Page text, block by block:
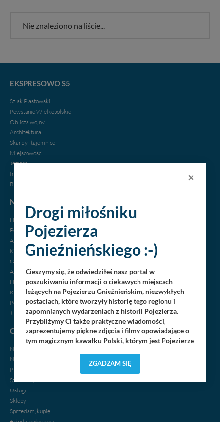
Nie znaleziono na liście...
EKSPRESOWO S5
Szlak Piastowski
Powstanie Wielkopolskie
Oblicza wojny
Architektura
Skarby i tajemnice
Miejscowości
Jeziora
Imprezy
Biznes
NOCLEGI
Hotele
Pensjonaty
Agroturystyka
Kempingi
Ośrodki wypoczynkowe
Apartamenty
Hostele, motele
Kwatery, pokoje
Pola biwakowe
+ dodaj swój obiekt
OGŁOSZENIA
Nieruchomości
Noclegi
Praca
Szkolenia, kursy
Usługi
Sklepy
Sprzedam, kupię
×
Drogi miłośniku
Pojezierza
Gnieźnieńskiego :-)
Cieszymy się, że odwiedziłeś nasz portal w
poszukiwaniu informacji o ciekawych miejscach
leżących na Pojezierzu Gnieźnieńskim, niezwykłych
postaciach, które tworzyły historię tego regionu i
zapomnianych wydarzeniach z historii Pojezierza.
Przybliżymy Ci także praktyczne wiadomości,
zaprezentujemy piękne zdjęcia i filmy opowiadające o
tym magicznym kawałku Polski, którym jest Pojezierze
Pojezierze Gnieźnieńskie odkrywać dla Ciebie na
składający się z pasjonatów, miłośników, czy wręcz
dnia wędruje po Pojezierzu Gnieźnieńskim, by rozwijać
portal, poprzez jego rozbudowę oraz dostarczanie
nowych treści i zdjęć.
ZGADZAM SIĘ